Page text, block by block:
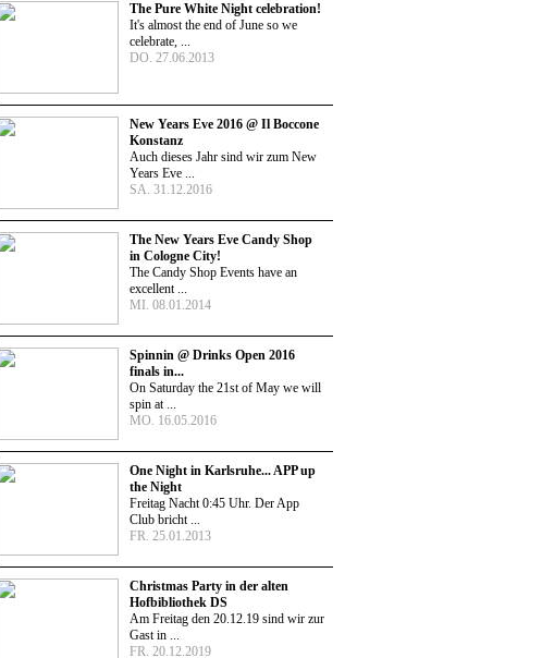
The Pure White Night celebration!
It's almost the end of June so we
celebrate, ...
DO. 27.06.2013
New Years Eve 2016 @ Il Boccone
Konstanz
Auch dieses Jahr sind wir zum New
Years Eve ...
SA. 31.12.2016
The New Years Eve Candy Shop
in Cologne City!
The Candy Shop Events have an
excellent ...
MI. 08.01.2014
Spinnin @ Drinks Open 2016
finals in...
On Saturday the 21st of May we will
spin at ...
MO. 16.05.2016
One Night in Karlsruhe... APP up
the Night
Freitag Nacht 0:45 Uhr. Der App
Club bricht ...
FR. 25.01.2013
Christmas Party in der alten
Hofbibliothek DS
Am Freitag den 20.12.19 sind wir zur
Gast in ...
FR. 20.12.2019